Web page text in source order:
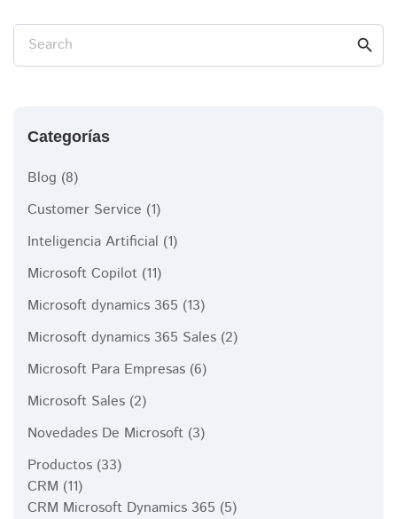
Search search
Categorías
Blog (8)
Customer Service (1)
Inteligencia Artificial (1)
Microsoft Copilot (11)
Microsoft dynamics 365 (13)
Microsoft dynamics 365 Sales (2)
Microsoft Para Empresas (6)
Microsoft Sales (2)
Novedades De Microsoft (3)
Productos (33)
CRM (11)
CRM Microsoft Dynamics 365 (5)